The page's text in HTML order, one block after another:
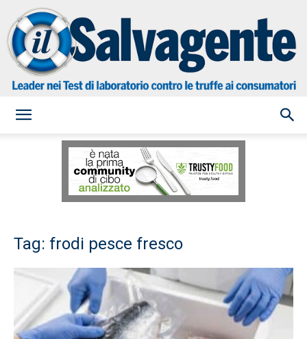
Salvagente
Tag: frodi pesce fresco